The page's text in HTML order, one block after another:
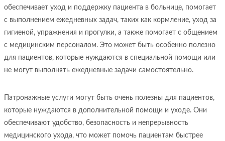
обеспечивает уход и поддержку пациента в больнице, помогает
с выполнением ежедневных задач, таких как кормление, уход за
гигиеной, упражнения и прогулки, а также помогает с общением
с медицинским персоналом. Это может быть особенно полезно
для пациентов, которые нуждаются в специальной помощи или
не могут выполнять ежедневные задачи самостоятельно.
Патронажные услуги могут быть очень полезны для пациентов,
которые нуждаются в дополнительной помощи и уходе. Они
обеспечивают удобство, безопасность и непрерывность
медицинского ухода, что может помочь пациентам быстрее